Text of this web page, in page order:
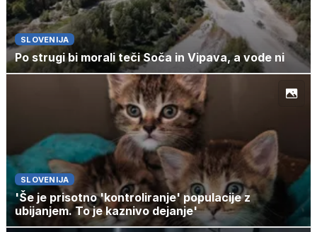
SLOVENIJA
Po strugi bi morali teči Soča in Vipava, a vode ni
SLOVENIJA
'Še je prisotno 'kontroliranje' populacije z
ubijanjem. To je kaznivo dejanje'